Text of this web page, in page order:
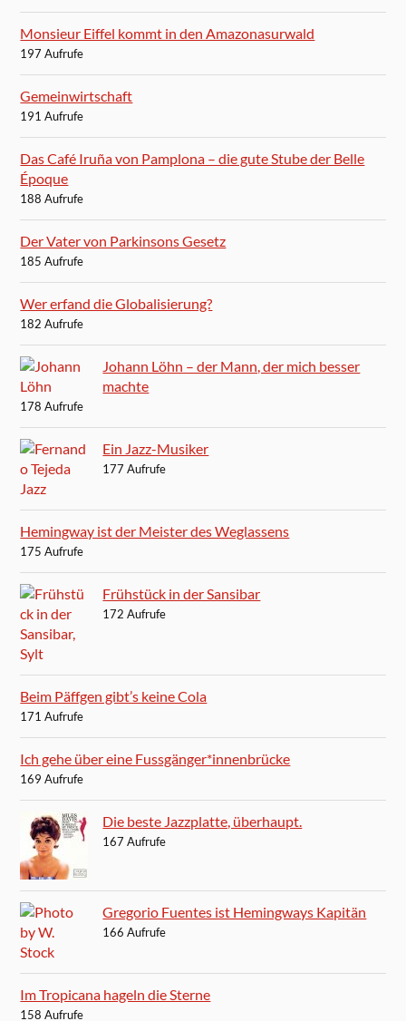
Monsieur Eiffel kommt in den Amazonasurwald
197 Aufrufe
Gemeinwirtschaft
191 Aufrufe
Das Café Iruña von Pamplona – die gute Stube der Belle
Époque
188 Aufrufe
Der Vater von Parkinsons Gesetz
185 Aufrufe
Wer erfand die Globalisierung?
182 Aufrufe
Johann Löhn – der Mann, der mich besser
machte
178 Aufrufe
Ein Jazz-Musiker
177 Aufrufe
Hemingway ist der Meister des Weglassens
175 Aufrufe
Frühstück in der Sansibar
172 Aufrufe
Beim Päffgen gibt’s keine Cola
171 Aufrufe
Ich gehe über eine Fussgänger*innenbrücke
169 Aufrufe
Die beste Jazzplatte, überhaupt.
167 Aufrufe
Gregorio Fuentes ist Hemingways Kapitän
166 Aufrufe
Im Tropicana hageln die Sterne
158 Aufrufe